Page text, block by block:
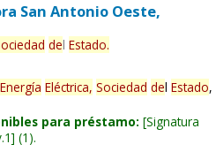
San Antonio Oeste,
del Estado.
Energía Eléctrica, Sociedad del Estado,
para préstamo: Signatura
(1).